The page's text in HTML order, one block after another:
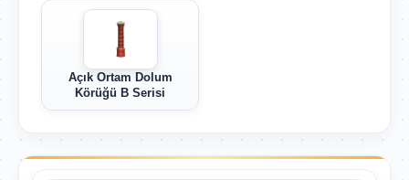
Açık Ortam Dolum
Körüğü B Serisi